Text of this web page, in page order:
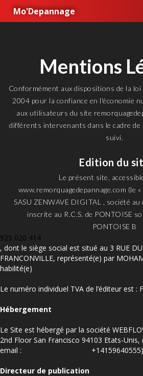
Mo'Depannage
Mentions
Conformément aux dispositions de la
2004 pour la confiance en l'économie
aux utilisateurs du site
différents intervenants dans le cadre
suivi.
Edition du
Le présent site, accessible
www.remorquagedepannage.com (le
‍SASU ZENWAVE DIGITAL , société au
inscrite au R.C.S. de PONTOISE
PONTOISE B
925 020 414
, dont le siège social est situé au 3 RUE
FRANCONVILLE, représenté(e) par
habilité(e)
Le numéro individuel TVA de l’éditeur est :
Hébergement
Le Site est hébergé par la société
2nd Floor San Francisco 94103 Etats-
email :
+14159640555
Directeur de publication